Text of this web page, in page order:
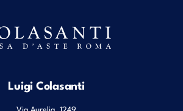
Luigi Colasanti
Via Aurelia, 1249